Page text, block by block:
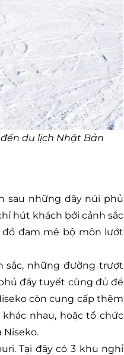
du lịch Nhật Bản
sau những dãy núi phủ
hút khách bởi cảnh sắc
đam mê bộ môn lướt
sắc, những đường trượt
đầy tuyết cũng đủ để
còn cung cấp thêm
nhau, hoặc tổ chức
Tại đây có 3 khu nghỉ